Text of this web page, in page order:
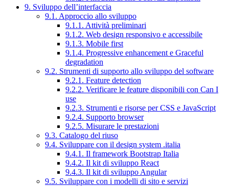
9. Sviluppo dell’interfaccia
9.1. Approccio allo sviluppo
9.1.1. Attività preliminari
9.1.2. Web design responsivo e accessibile
9.1.3. Mobile first
9.1.4. Progressive enhancement e Graceful
degradation
9.2. Strumenti di supporto allo sviluppo del software
9.2.1. Feature detection
9.2.2. Verificare le feature disponibili con Can I
use
9.2.3. Strumenti e risorse per CSS e JavaScript
9.2.4. Supporto browser
9.2.5. Misurare le prestazioni
9.3. Catalogo del riuso
9.4. Sviluppare con il design system .italia
9.4.1. Il framework Bootstrap Italia
9.4.2. Il kit di sviluppo React
9.4.3. Il kit di sviluppo Angular
9.5. Sviluppare con i modelli di sito e servizi